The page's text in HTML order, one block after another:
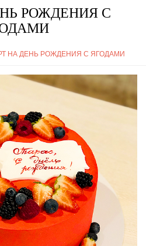
РОЖДЕНИЯ С
НА ДЕНЬ РОЖДЕНИЯ С ЯГОДАМИ